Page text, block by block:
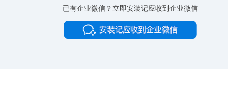
已有企业微信？立即安装记应收到企业微信